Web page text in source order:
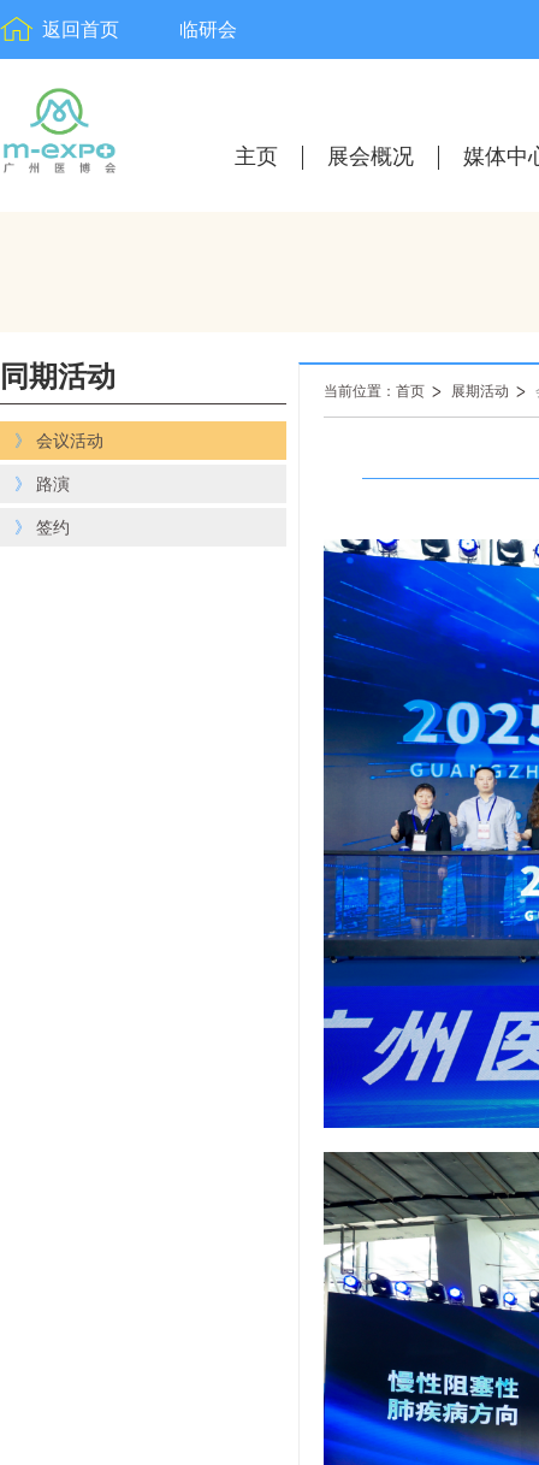
返回首页 临研会
主页 展会概况 媒体中
同期活动
》 会议活动
》 路演
》 签约
当前位置：首页 展期活动